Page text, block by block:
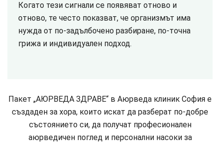
Когато тези сигнали се появяват отново и
отново, те често показват, че организмът има
нужда от по-задълбочено разбиране, по-точна
грижа и индивидуален подход.
Пакет „АЮРВЕДА ЗДРАВЕ“ в Аюрведа клиник София е
създаден за хора, които искат да разберат по-добре
състоянието си, да получат професионален
аюрведичен поглед и персонални насоки за